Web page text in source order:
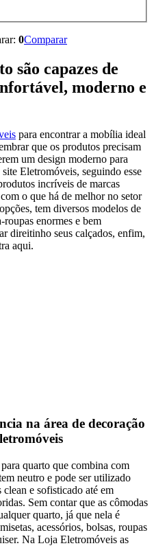
0Comparar
são capazes de
moderno e
para encontrar a mobília ideal
que os produtos precisam
um design moderno para
Eletromóveis, seguindo esse
incríveis de marcas
o que há de melhor no setor
tem diversos modelos de
roupas enormes e bem
direitinho seus calçados, enfim,
aqui.
na área de decoração
quarto que combina com
neutro e pode ser utilizado
e sofisticado até em
Sem contar que as cômodas
quarto, já que nela é
acessórios, bolsas, roupas
Na Loja Eletromóveis as